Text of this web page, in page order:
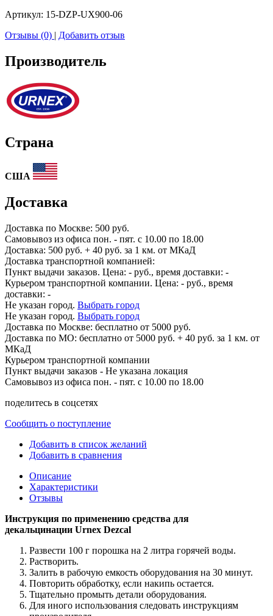
Артикул: 15-DZP-UX900-06
Отзывы (0) | Добавить отзыв
Производитель
Страна
США
Доставка
Доставка по Москве: 500 руб.
Самовывоз из офиса пон. - пят. с 10.00 по 18.00
Доставка: 500 руб. + 40 руб. за 1 км. от МКаД
Доставка транспортной компанией:
Пункт выдачи заказов. Цена: - руб., время доставки: -
Курьером транспортной компании. Цена: - руб., время
доставки: -
Не указан город. Выбрать город
Не указан город. Выбрать город
Доставка по Москве: бесплатно от 5000 руб.
Доставка по МО: бесплатно от 5000 руб. + 40 руб. за 1 км. от
МКаД
Курьером транспортной компании
Пункт выдачи заказов - Не указана локация
Самовывоз из офиса пон. - пят. с 10.00 по 18.00
поделитесь в соцсетях
Сообщить о поступление
Добавить в список желаний
Добавить в сравнения
Описание
Характеристики
Отзывы
Инструкция по применению средства для
декальцинации Urnex Dezcal
Развести 100 г порошка на 2 литра горячей воды.
Растворить.
Залить в рабочую емкость оборудования на 30 минут.
Повторить обработку, если накипь остается.
Тщательно промыть детали оборудования.
Для иного использования следовать инструкциям